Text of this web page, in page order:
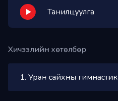
Танилцуулга
Хичээлийн хөтөлбөр
1. Уран сайхны гимнастик